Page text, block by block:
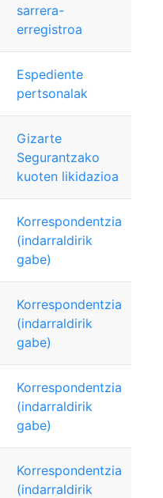
sarrera-
erregistroa
Espediente
pertsonalak
Gizarte
Segurantzako
kuoten likidazioa
Korrespondentzia
(indarraldirik
gabe)
Korrespondentzia
(indarraldirik
gabe)
Korrespondentzia
(indarraldirik
gabe)
Korrespondentzia
(indarraldirik